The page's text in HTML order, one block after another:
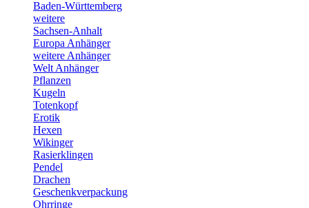
Baden-Württemberg
weitere
Sachsen-Anhalt
Europa Anhänger
weitere Anhänger
Welt Anhänger
Pflanzen
Kugeln
Totenkopf
Erotik
Hexen
Wikinger
Rasierklingen
Pendel
Drachen
Geschenkverpackung
Ohrringe